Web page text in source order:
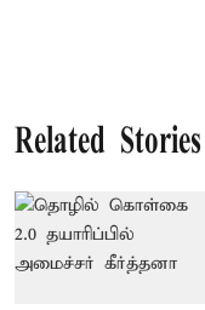
Related Stories